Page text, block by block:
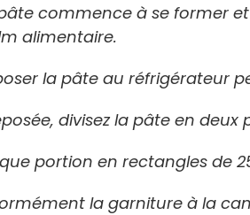
commence à se former
alimentaire.
la pâte au réfrigérateur
divisez la pâte en deux
portion en rectangles de
la garniture à la